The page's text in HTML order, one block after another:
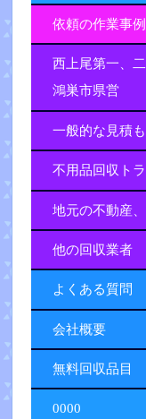
依頼の作業事
西上尾第一、
鴻巣市県営
一般的な見積
不用品回収ト
地元の不動産
他の回収業者
よくある質問
会社概要
無料回収品目
0000